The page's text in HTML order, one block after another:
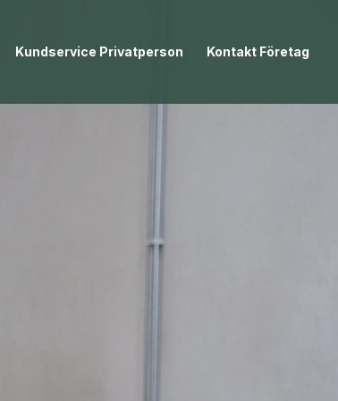
Kundservice Privatperson Kontakt Företag